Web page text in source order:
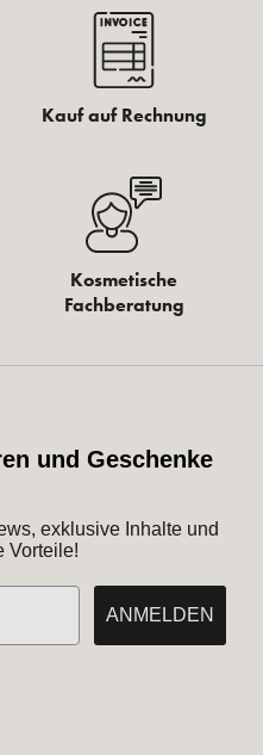
Kauf auf Rechnung
Kosmetische
Fachberatung
und Geschenke
exklusive Inhalte und
Vorteile!
ANMELDEN